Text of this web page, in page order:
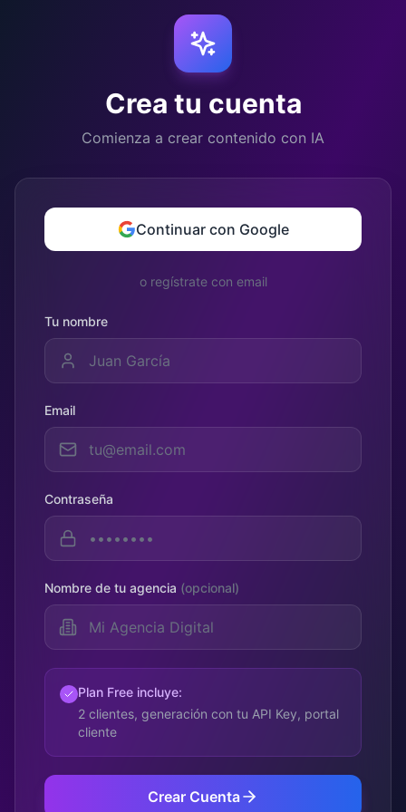
Crea tu cuenta
Comienza a crear contenido con IA
Continuar con Google
o regístrate con email
Tu nombre
Email
Contraseña
Nombre de tu agencia (opcional)
Plan Free incluye:
2 clientes, generación con tu API Key, portal
cliente
Crear Cuenta